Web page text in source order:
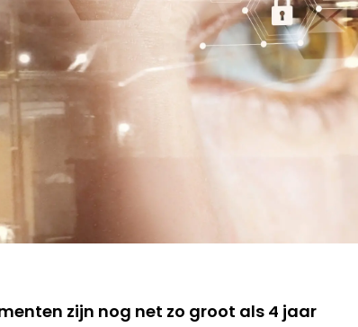
zijn nog net zo groot als 4 jaar